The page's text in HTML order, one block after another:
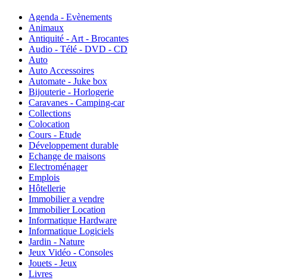
Agenda - Evènements
Animaux
Antiquité - Art - Brocantes
Audio - Télé - DVD - CD
Auto
Auto Accessoires
Automate - Juke box
Bijouterie - Horlogerie
Caravanes - Camping-car
Collections
Colocation
Cours - Etude
Développement durable
Echange de maisons
Electroménager
Emplois
Hôtellerie
Immobilier a vendre
Immobilier Location
Informatique Hardware
Informatique Logiciels
Jardin - Nature
Jeux Vidéo - Consoles
Jouets - Jeux
Livres